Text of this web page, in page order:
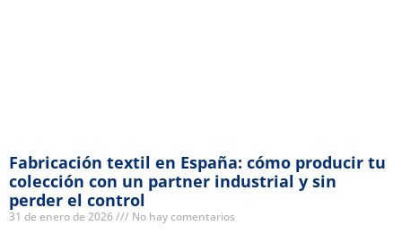
Fabricación textil en España: cómo producir tu
colección con un partner industrial y sin
perder el control
31 de enero de 2026 No hay comentarios